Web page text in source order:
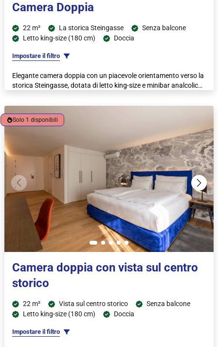
Camera Doppia
22 m² La storica Steingasse
Senza balcone
Letto king-size (180 cm)
Doccia
Impostare il filtro
Elegante camera doppia con un piacevole orientamento verso la
storica Steingasse, dotata di letto king-size e minibar analcolico
Solo 1 disponibili
Camera doppia con vista sul centro
storico
22 m² Vista sul centro storico
Senza balcone
Letto king-size (180 cm)
Doccia
Impostare il filtro